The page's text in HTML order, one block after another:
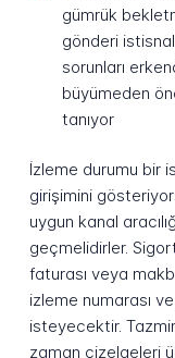
gümrük
gönderi
sorunları
büyümeden
tanıyor
İzleme durumu bir
girişimini
uygun kanal
geçmelidirler.
faturası veya
izleme numarası
isteyecektir.
zaman çizelgeleri